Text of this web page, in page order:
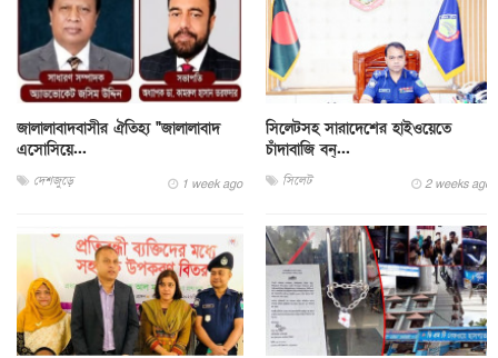
জালালাবাদবাসীর ঐতিহ্য "জালালাবাদ
এসোসিয়ে...
দেশজুড়ে 1 week ago
সিলেটসহ সারাদেশের হাইওয়েতে
চাঁদাবাজি বন্...
সিলেট 2 weeks ago